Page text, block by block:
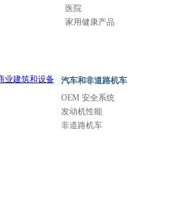
医院
家用健康产品
汽车和非道路机车
OEM 安全系统
发动机性能
非道路机车